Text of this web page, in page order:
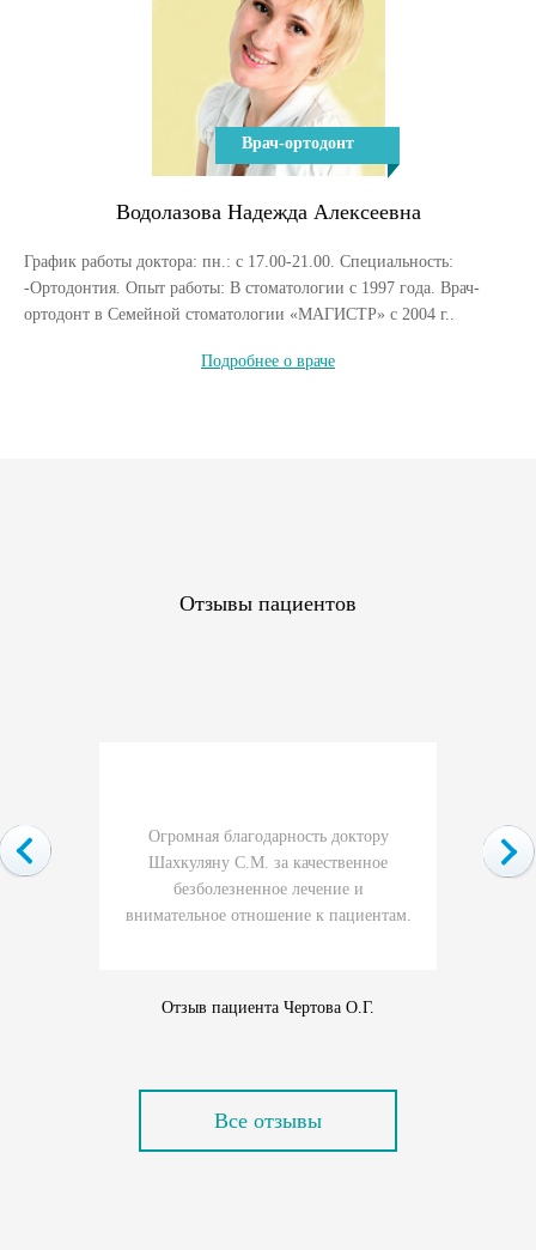
Врач-ортодонт
Водолазова Надежда Алексеевна
График работы доктора: пн.: с 17.00-21.00. Специальность:
-Ортодонтия. Опыт работы: В стоматологии с 1997 года. Врач-
ортодонт в Семейной стоматологии «МАГИСТР» с 2004 г..
Подробнее о враче
Отзывы пациентов
Огромная благодарность доктору
Шахкуляну С.М. за качественное
безболезненное лечение и
внимательное отношение к пациентам.
Отзыв пациента Чертова О.Г.
Врач
Все отзывы